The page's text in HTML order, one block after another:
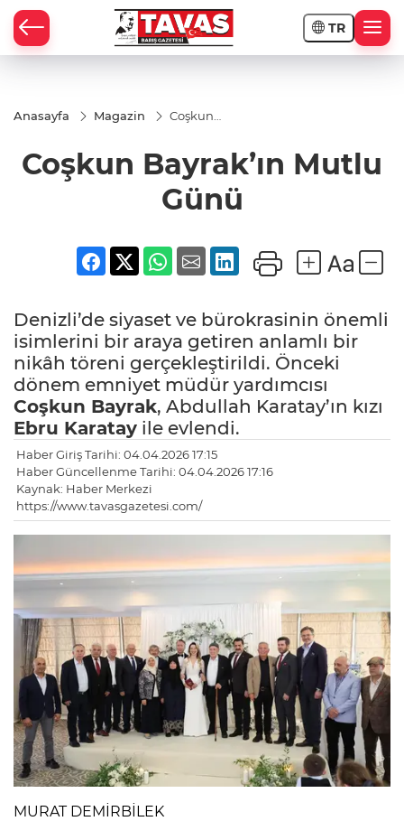
TR
Anasayfa Magazin
Coşkun
Günü
Coşkun Bayrak’ın Mutlu
Günü
Denizli’de siyaset ve bürokrasinin önemli
isimlerini bir araya getiren anlamlı bir
nikâh töreni gerçekleştirildi. Önceki
dönem emniyet müdür yardımcısı
Coşkun Bayrak, Abdullah Karatay’ın kızı
Ebru Karatay ile evlendi.
Haber Giriş Tarihi: 04.04.2026 17:15
Haber Güncellenme Tarihi: 04.04.2026 17:16
Kaynak: Haber Merkezi
https://www.tavasgazetesi.com/
MURAT DEMİRBİLEK